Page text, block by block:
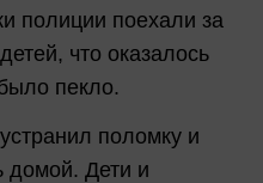
полиции поехали за
что оказалось
пекло.
поломку и
домой. Дети и